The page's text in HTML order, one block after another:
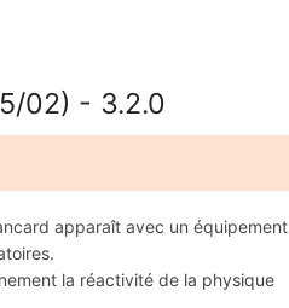
02) - 3.2.0
apparaît avec un équipement
la réactivité de la physique